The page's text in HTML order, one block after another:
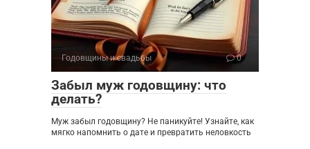
Годовщины и свадьбы 0
Забыл муж годовщину: что
делать?
Муж забыл годовщину? Не паникуйте! Узнайте, как
мягко напомнить о дате и превратить неловкость